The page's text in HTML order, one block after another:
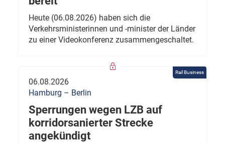
Heute (06.08.2026) haben sich die
Verkehrsministerinnen und -minister der Länder
zu einer Videokonferenz zusammengeschaltet.
Rail Business
06.08.2026
Hamburg – Berlin
Sperrungen wegen LZB auf
korridorsanierter Strecke
angekündigt